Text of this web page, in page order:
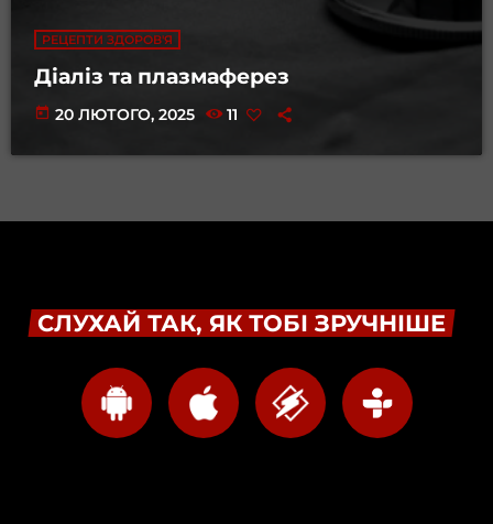
РЕЦЕПТИ ЗДОРОВ'Я
Діаліз та плазмаферез
today 20 ЛЮТОГО, 2025 11
СЛУХАЙ ТАК, ЯК ТОБІ ЗРУЧНІШЕ